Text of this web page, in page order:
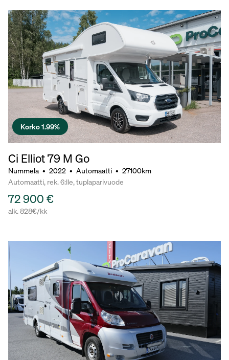
Korko 1.99%
Ci Elliot 79 M Go
Nummela • 2022 • Automaatti • 27100km
Automaatti, rek. 6:lle, tuplaparivuode
72 900 €
alk. 828€/kk